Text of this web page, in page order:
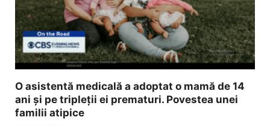
O asistentă medicală a adoptat o mamă de 14
ani și pe tripleții ei prematuri. Povestea unei
familii atipice